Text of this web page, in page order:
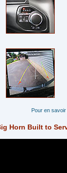
Pour en
Horn Built to